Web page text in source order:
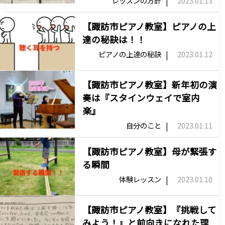
【諏訪市ピアノ教室】ピアノの上
達の秘訣は！！
ピアノの上達の秘訣 | 2023.01.12
【諏訪市ピアノ教室】新年初の演
奏は『スタインウェイで室内
楽』
自分のこと | 2023.01.11
【諏訪市ピアノ教室】母が緊張す
る瞬間
体験レッスン | 2023.01.10
【諏訪市ピアノ教室】『挑戦して